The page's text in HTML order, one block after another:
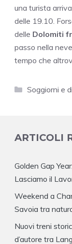
una turista
delle 19.10.
delle Dolomiti
passo nella
tempo che
Categorie
Soggiorni e
ARTICOLI
Golden Gap
Lasciamo il
Weekend a
Savoia tra
Nuovi treni
d’autore tra